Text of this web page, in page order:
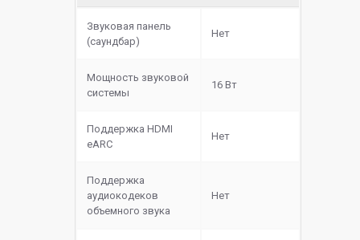
Звуковая панель
(саундбар)
Нет
Мощность звуковой
системы
16 Вт
Поддержка HDMI
eARC
Нет
Поддержка
аудиокодеков
объемного звука
Нет